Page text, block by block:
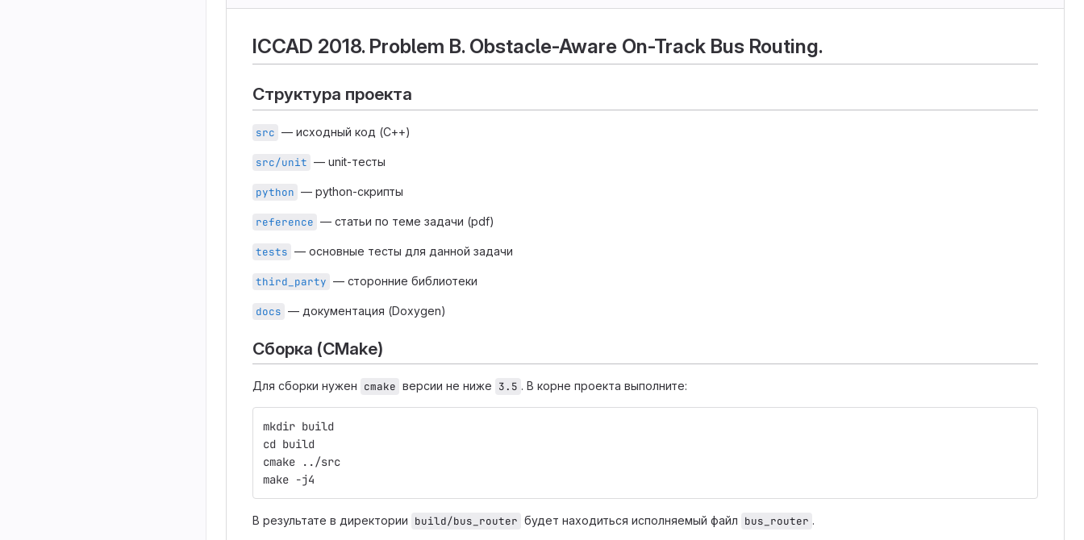
ICCAD 2018. Problem B. Obstacle-Aware On-Track Bus Routing.
Структура проекта
src — исходный код (С++)
src/unit — unit-тесты
python — python-скрипты
reference — статьи по теме задачи (pdf)
tests — основные тесты для данной задачи
third_party — сторонние библиотеки
docs — документация (Doxygen)
Сборка (CMake)
Для сборки нужен cmake версии не ниже 3.5 . В корне проекта выполните:
mkdir build
cd build
cmake ../src
make -j4
В результате в директории build/bus_router будет находиться исполняемый файл bus_router .